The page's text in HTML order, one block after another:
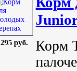
295 руб.
Корм